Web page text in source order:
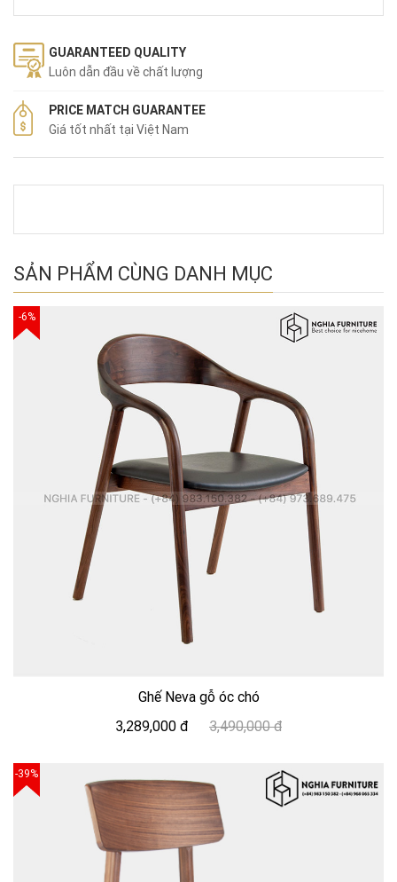
GUARANTEED QUALITY
Luôn dẫn đầu về chất lượng
PRICE MATCH GUARANTEE
Giá tốt nhất tại Việt Nam
SẢN PHẨM CÙNG DANH MỤC
-6%
Ghế Neva gỗ óc chó
3,289,000 đ
3,490,000 đ
-39%